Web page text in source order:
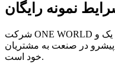
نمونه رایگان
شرکت ONE WORLD متعهد به ارائه خدمات فنی درجه یک و
پیشرو در صنعت به مشتریان
خود است.